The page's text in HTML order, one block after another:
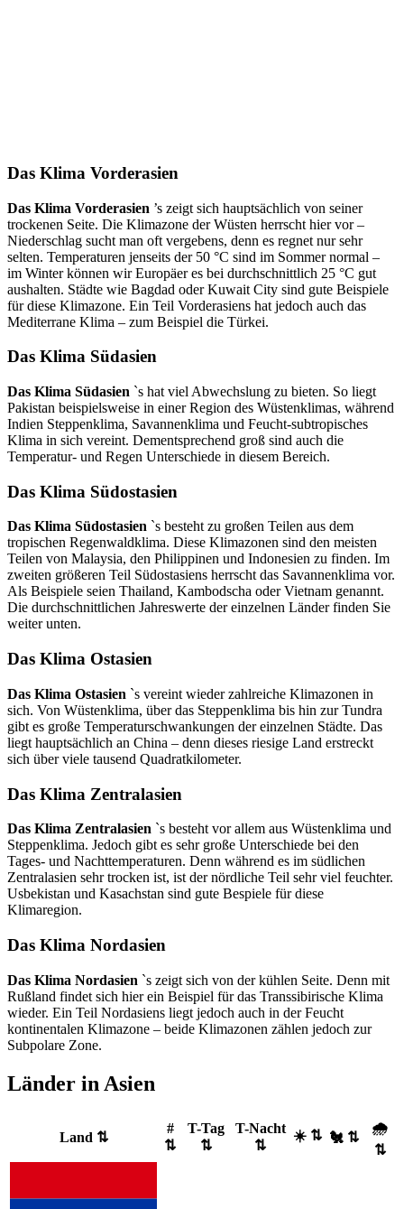
Das Klima Vorderasien
Das Klima Vorderasien ’s zeigt sich hauptsächlich von seiner
trockenen Seite. Die Klimazone der Wüsten herrscht hier vor –
Niederschlag sucht man oft vergebens, denn es regnet nur sehr
selten. Temperaturen jenseits der 50 °C sind im Sommer normal –
im Winter können wir Europäer es bei durchschnittlich 25 °C gut
aushalten. Städte wie Bagdad oder Kuwait City sind gute Beispiele
für diese Klimazone. Ein Teil Vorderasiens hat jedoch auch das
Mediterrane Klima – zum Beispiel die Türkei.
Das Klima Südasien
Das Klima Südasien `s hat viel Abwechslung zu bieten. So liegt
Pakistan beispielsweise in einer Region des Wüstenklimas, während
Indien Steppenklima, Savannenklima und Feucht-subtropisches
Klima in sich vereint. Dementsprechend groß sind auch die
Temperatur- und Regen Unterschiede in diesem Bereich.
Das Klima Südostasien
Das Klima Südostasien `s besteht zu großen Teilen aus dem
tropischen Regenwaldklima. Diese Klimazonen sind den meisten
Teilen von Malaysia, den Philippinen und Indonesien zu finden. Im
zweiten größeren Teil Südostasiens herrscht das Savannenklima vor.
Als Beispiele seien Thailand, Kambodscha oder Vietnam genannt.
Die durchschnittlichen Jahreswerte der einzelnen Länder finden Sie
weiter unten.
Das Klima Ostasien
Das Klima Ostasien `s vereint wieder zahlreiche Klimazonen in
sich. Von Wüstenklima, über das Steppenklima bis hin zur Tundra
gibt es große Temperaturschwankungen der einzelnen Städte. Das
liegt hauptsächlich an China – denn dieses riesige Land erstreckt
sich über viele tausend Quadratkilometer.
Das Klima Zentralasien
Das Klima Zentralasien `s besteht vor allem aus Wüstenklima und
Steppenklima. Jedoch gibt es sehr große Unterschiede bei den
Tages- und Nachttemperaturen. Denn während es im südlichen
Zentralasien sehr trocken ist, ist der nördliche Teil sehr viel feuchter.
Usbekistan und Kasachstan sind gute Bespiele für diese
Klimaregion.
Das Klima Nordasien
Das Klima Nordasien `s zeigt sich von der kühlen Seite. Denn mit
Rußland findet sich hier ein Beispiel für das Transsibirische Klima
wieder. Ein Teil Nordasiens liegt jedoch auch in der Feucht
kontinentalen Klimazone – beide Klimazonen zählen jedoch zur
Subpolare Zone.
Länder in Asien
Land ⇅
#
⇅
T-Tag
⇅
T-Nacht
⇅
☀️ ⇅ 🐔 ⇅
🌧️
⇅